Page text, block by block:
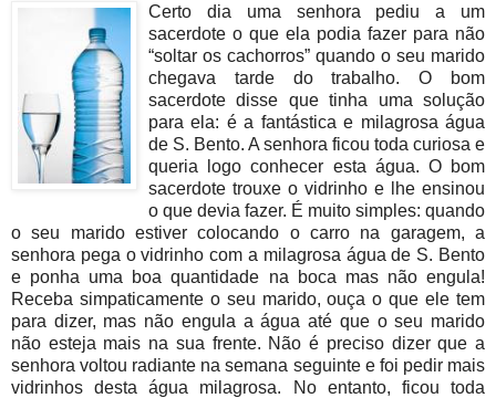
Certo dia uma senhora pediu a um
sacerdote o que ela podia fazer para não
“soltar os cachorros” quando o seu marido
chegava tarde do trabalho. O bom
sacerdote disse que tinha uma solução
para ela: é a fantástica e milagrosa água
de S. Bento. A senhora ficou toda curiosa e
queria logo conhecer esta água. O bom
sacerdote trouxe o vidrinho e lhe ensinou
o que devia fazer. É muito simples: quando
o seu marido estiver colocando o carro na garagem, a
senhora pega o vidrinho com a milagrosa água de S. Bento
e ponha uma boa quantidade na boca mas não engula!
Receba simpaticamente o seu marido, ouça o que ele tem
para dizer, mas não engula a água até que o seu marido
não esteja mais na sua frente. Não é preciso dizer que a
senhora voltou radiante na semana seguinte e foi pedir mais
vidrinhos desta água milagrosa. No entanto, ficou toda